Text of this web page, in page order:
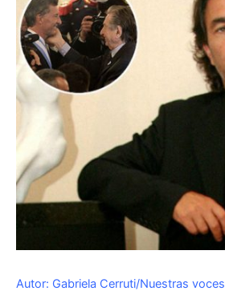
Autor: Gabriela Cerruti/Nuestras voces